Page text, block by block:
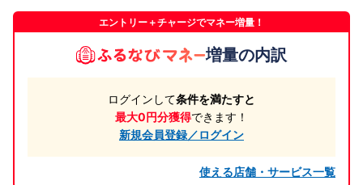
エントリー＋チャージでマネー増量！
増量の内訳
ログインして条件を満たすと
最大0円分獲得できます！
新規会員登録／ログイン
使える店舗・サービス一覧